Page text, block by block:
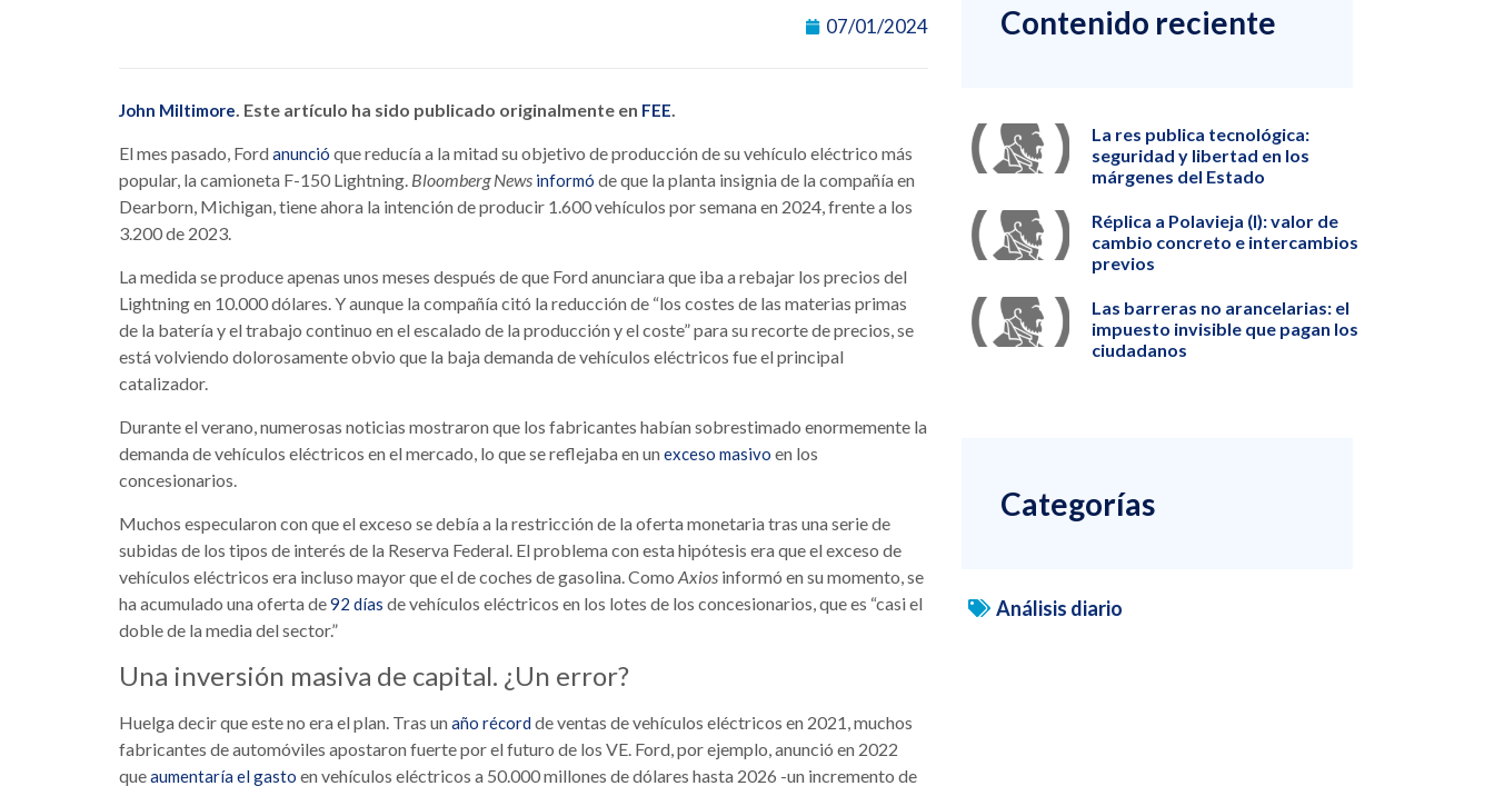
07/01/2024
John Miltimore. Este artículo ha sido publicado originalmente en FEE.
El mes pasado, Fordanunció que reducía a la mitad su objetivo de producción de su vehículo eléctrico más
popular, la camioneta F-150 Lightning. Bloomberg News informó de que la planta insignia de la compañía en
Dearborn, Michigan, tiene ahora la intención de producir 1.600 vehículos por semana en 2024, frente a los
3.200 de 2023.
La medida se produce apenas unos meses después de que Ford anunciara que iba a rebajar los precios del
Lightning en 10.000 dólares. Y aunque la compañía citó la reducción de “los costes de las materias primas
de la batería y el trabajo continuo en el escalado de la producción y el coste” para su recorte de precios, se
está volviendo dolorosamente obvio que la baja demanda de vehículos eléctricos fue el principal
catalizador.
Durante el verano, numerosas noticias mostraron que los fabricantes habían sobrestimado enormemente la
demanda de vehículos eléctricos en el mercado, lo que se reflejaba en unexceso masivo en los
concesionarios.
Muchos especularon con que el exceso se debía a la restricción de la oferta monetaria tras una serie de
subidas de los tipos de interés de la Reserva Federal. El problema con esta hipótesis era que el exceso de
vehículos eléctricos era incluso mayor que el de coches de gasolina. Como Axios informó en su momento, se
ha acumulado una oferta de92 días de vehículos eléctricos en los lotes de los concesionarios, que es “casi el
doble de la media del sector.”
Una inversión masiva de capital. ¿Un error?
Huelga decir que este no era el plan. Tras unaño récord de ventas de vehículos eléctricos en 2021, muchos
fabricantes de automóviles apostaron fuerte por el futuro de los VE. Ford, por ejemplo, anunció en 2022
queaumentaría el gasto en vehículos eléctricos a 50.000 millones de dólares hasta 2026 -un incremento de
Contenido reciente
La res publica tecnológica:
seguridad y libertad en los
márgenes del Estado
Réplica a Polavieja (I): valor de
cambio concreto e intercambios
previos
Las barreras no arancelarias: el
impuesto invisible que pagan los
ciudadanos
Categorías
Análisis diario